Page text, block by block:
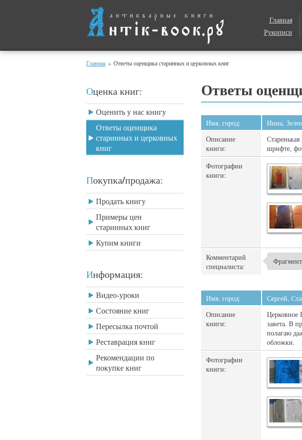
Главная
Рукописи
Главная » Ответы оценщика старинных и церковных книг
Оценка книг:
Оценить у нас книгу
Ответы оценщика
старинных и церковных
книг
Покупка/продажа:
Продать книгу
Примеры цен
старинных книг
Купим книги
Информация:
Видео-уроки
Состояние книг
Пересылка почтой
Реставрация книг
Рекомендации по
покупке книг
Ответы
Имя, город: Инна,
Описание
книги:
шрифте,
Фотографии
книги:
Комментарий
специалиста:
Имя, город: Сергей,
Описание
книги:
Церковное
завета. В
полагаю
обложки.
Фотографии
книги: